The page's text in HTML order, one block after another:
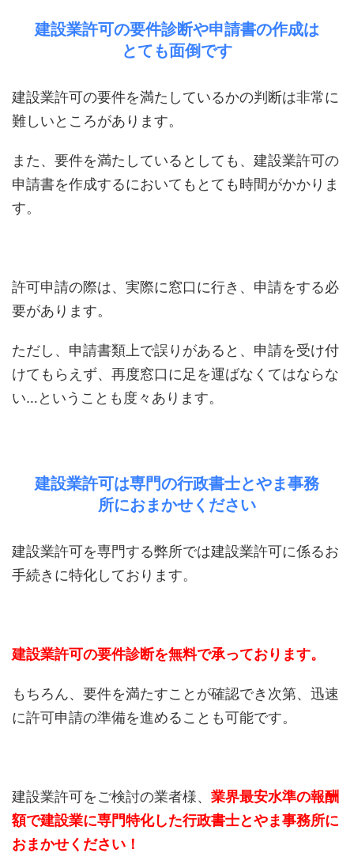
建設業許可の要件診断や申請書の作成は
とても面倒です
建設業許可の要件を満たしているかの判断は非常に
難しいところがあります。
また、要件を満たしているとしても、建設業許可の
申請書を作成するにおいてもとても時間がかかりま
す。
許可申請の際は、実際に窓口に行き、申請をする必
要があります。
ただし、申請書類上で誤りがあると、申請を受け付
けてもらえず、再度窓口に足を運ばなくてはならな
い…ということも度々あります。
建設業許可は専門の行政書士とやま事務
所におまかせください
建設業許可を専門する弊所では建設業許可に係るお
手続きに特化しております。
建設業許可の要件診断を無料で承っております。
もちろん、要件を満たすことが確認でき次第、迅速
に許可申請の準備を進めることも可能です。
建設業許可をご検討の業者様、 業界最安水準の報酬
額で建設業に専門特化した行政書士とやま事務所に
おまかせください！